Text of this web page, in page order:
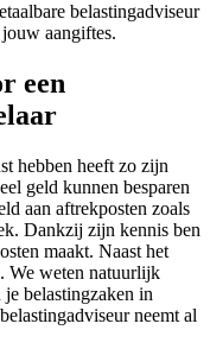
belastingadviseur
aangiftes.
een
hebben heeft zo zijn
geld kunnen besparen
aan aftrekposten zoals
Dankzij zijn kennis ben
maakt. Naast het
We weten natuurlijk
belastingzaken in
neemt al